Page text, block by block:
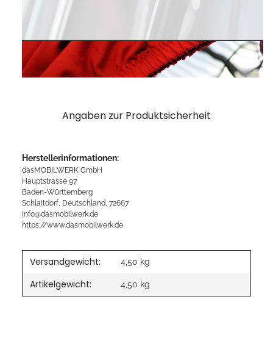
Angaben zur Produktsicherheit
Herstellerinformationen:
dasMOBILWERK GmbH
Hauptstrasse 97
Baden-Württemberg
Schlaitdorf, Deutschland, 72667
info@dasmobilwerk.de
https://www.dasmobilwerk.de
Versandgewicht: 4,50 kg
Artikelgewicht: 4,50 kg